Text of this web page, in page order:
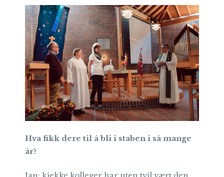
Hva fikk dere til å bli i staben i så mange
år?